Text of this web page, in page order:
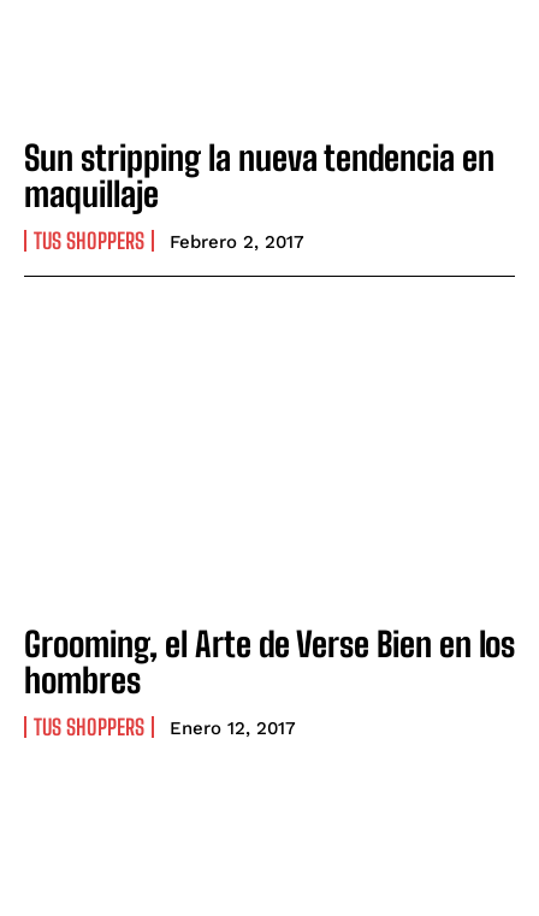
Sun stripping la nueva tendencia en
maquillaje
TUS SHOPPERS Febrero 2, 2017
Grooming, el Arte de Verse Bien en los
hombres
TUS SHOPPERS Enero 12, 2017